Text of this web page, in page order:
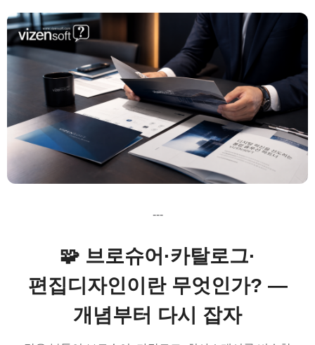
---
🧩 브로슈어·카탈로그·
편집디자인이란 무엇인가? —
개념부터 다시 잡자